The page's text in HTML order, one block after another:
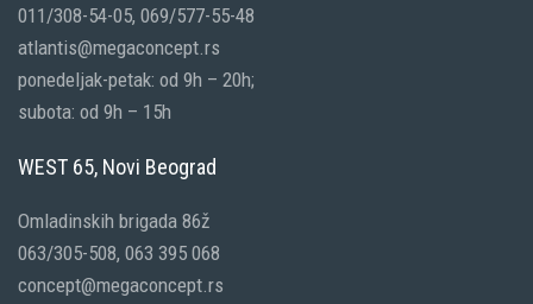
011/308-54-05, 069/577-55-48
atlantis@megaconcept.rs
ponedeljak-petak: od 9h – 20h;
subota: od 9h – 15h
WEST 65, Novi Beograd
Omladinskih brigada 86ž
063/305-508, 063 395 068
concept@megaconcept.rs